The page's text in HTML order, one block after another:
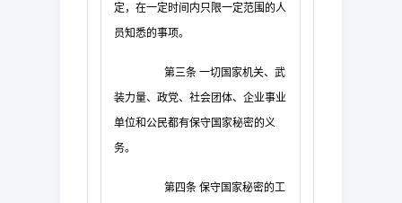
定，在一定时间内只限一定范围的人
员知悉的事项。
第三条 一切国家机关、武
装力量、政党、社会团体、企业事业
单位和公民都有保守国家秘密的义
务。
第四条 保守国家秘密的工